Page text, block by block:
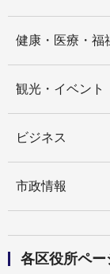
健康・医療・福
観光・イベント
ビジネス
市政情報
各区役所ペー